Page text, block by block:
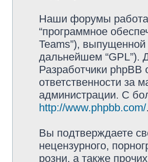
Наши форумы
“программное
Teams”), выпущенной
дальнейшем “GPL”).
Разработчики phpBB
ответственности за
администрации. С
http://www.phpbb.com/.
Вы подтверждаете
нецензурного,
розни, а также